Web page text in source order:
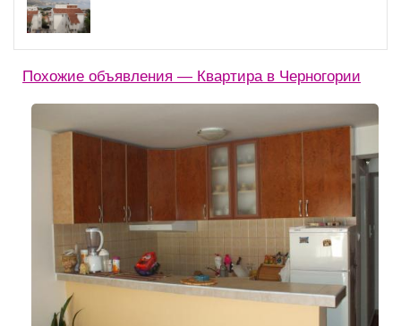
Похожие объявления — Квартира в Черногории